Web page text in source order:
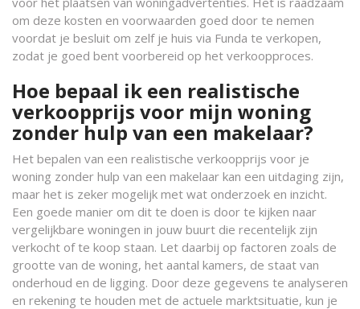
om deze kosten en voorwaarden goed door te nemen
voordat je besluit om zelf je huis via Funda te verkopen,
zodat je goed bent voorbereid op het verkoopproces.
Hoe bepaal ik een realistische
verkoopprijs voor mijn woning
zonder hulp van een makelaar?
Het bepalen van een realistische verkoopprijs voor je
woning zonder hulp van een makelaar kan een uitdaging zijn,
maar het is zeker mogelijk met wat onderzoek en inzicht.
Een goede manier om dit te doen is door te kijken naar
vergelijkbare woningen in jouw buurt die recentelijk zijn
verkocht of te koop staan. Let daarbij op factoren zoals de
grootte van de woning, het aantal kamers, de staat van
onderhoud en de ligging. Door deze gegevens te analyseren
en rekening te houden met de actuele marktsituatie, kun je